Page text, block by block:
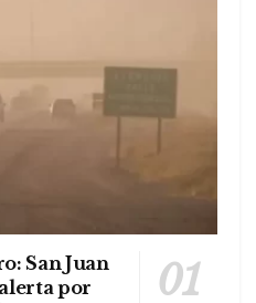
San Juan
por